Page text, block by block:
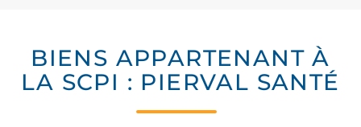
BIENS APPARTENANT À
LA SCPI : PIERVAL SANTÉ